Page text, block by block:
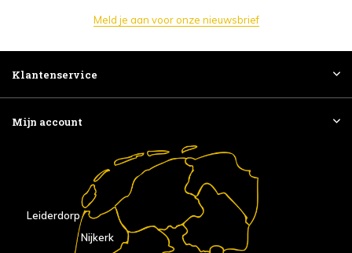
Meld je aan voor onze nieuwsbrief
Klantenservice
Mijn account
Nijkerk
Leiderdorp